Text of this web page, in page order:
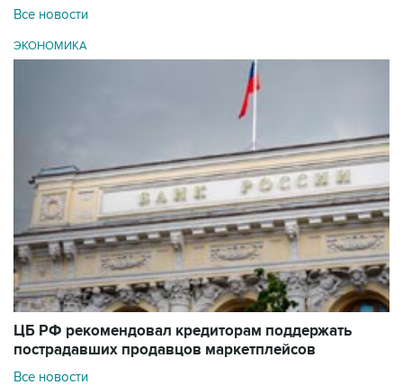
Все новости
ЭКОНОМИКА
ЦБ РФ рекомендовал кредиторам поддержать
пострадавших продавцов маркетплейсов
Все новости